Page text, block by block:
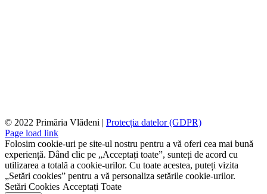
© 2022 Primăria Vlădeni | Protecția datelor (GDPR)
Page load link
Folosim cookie-uri pe site-ul nostru pentru a vă oferi cea mai bună
experiență. Dând clic pe „Acceptați toate”, sunteți de acord cu
utilizarea a totală a cookie-urilor. Cu toate acestea, puteți vizita
„Setări cookies” pentru a vă personaliza setările cookie-urilor.
Setări Cookies Acceptați Toate